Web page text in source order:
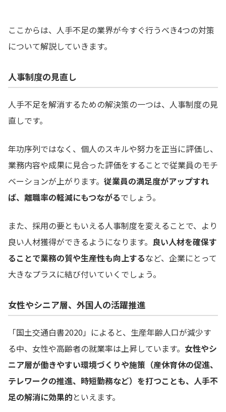
ここからは、人手不足の業界が今すぐ行うべき4つの対策
について解説していきます。
人事制度の見直し
人手不足を解消するための解決策の一つは、人事制度の見
直しです。
年功序列ではなく、個人のスキルや努力を正当に評価し、
業務内容や成果に見合った評価をすることで従業員のモチ
ベーションが上がります。 従業員の満足度がアップすれ
ば、離職率の軽減にもつながるでしょう。
また、採用の要ともいえる人事制度を変えることで、より
良い人材獲得ができるようになります。 良い人材を確保す
ることで業務の質や生産性も向上するなど、企業にとって
大きなプラスに結び付いていくでしょう。
女性やシニア層、外国人の活躍推進
「国土交通白書2020」によると、生産年齢人口が減少す
る中、女性や高齢者の就業率は上昇しています。 女性やシ
ニア層が働きやすい環境づくりや施策（産休育休の促進、
テレワークの推進、時短勤務など）を打つことも、人手不
足の解消に効果的といえます。